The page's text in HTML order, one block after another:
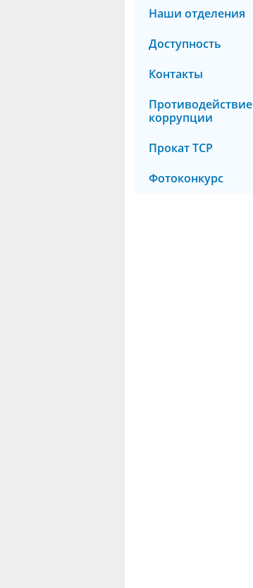
Наши отделения
Доступность
Контакты
Противодействие
коррупции
Прокат ТСР
Фотоконкурс